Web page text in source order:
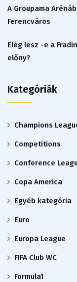
A Groupama
Ferencváros
Elég lesz -e a
előny?
Kategóriák
Champions
Competitions
Conference
Copa America
Egyéb kategória
Euro
Europa League
FIFA Club WC
Formula1